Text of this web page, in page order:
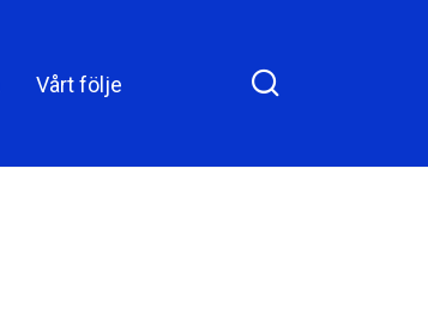
Vårt följe